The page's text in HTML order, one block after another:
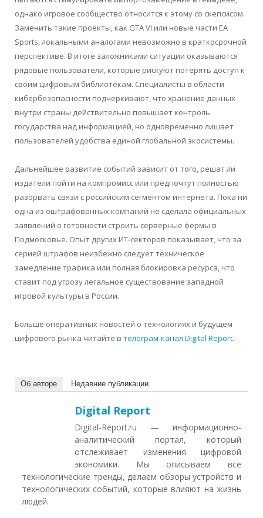
однако игровое сообщество относится к этому со скепсисом.
Заменить такие проекты, как GTA VI или новые части EA
Sports, локальными аналогами невозможно в краткосрочной
перспективе. В итоге заложниками ситуации оказываются
рядовые пользователи, которые рискуют потерять доступ к
своим цифровым библиотекам. Специалисты в области
кибербезопасности подчеркивают, что хранение данных
внутри страны действительно повышает контроль
государства над информацией, но одновременно лишает
пользователей удобства единой глобальной экосистемы.
Дальнейшее развитие событий зависит от того, решат ли
издатели пойти на компромисс или предпочтут полностью
разорвать связи с российским сегментом интернета. Пока ни
одна из оштрафованных компаний не сделала официальных
заявлений о готовности строить серверные фермы в
Подмосковье. Опыт других ИТ-секторов показывает, что за
серией штрафов неизбежно следует техническое
замедление трафика или полная блокировка ресурса, что
ставит под угрозу легальное существование западной
игровой культуры в России.
Больше оперативных новостей о технологиях и будущем
цифрового рынка читайте в телеграм-канал Digital Report.
Об авторе Недавние публикации
Digital Report
Digital-Report.ru — информационно-
аналитический портал, который
отслеживает изменения цифровой
экономики. Мы описываем все
технологические тренды, делаем обзоры устройств и
технологических событий, которые влияют на жизнь
людей.